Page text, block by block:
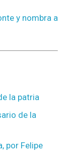
y nombra a
la patria
de la
por Felipe